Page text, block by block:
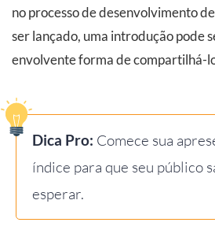
no processo de desenvolvimento
ser lançado, uma introdução pode
envolvente forma de compartilhá-
Dica Pro: Comece sua
índice para que seu público
esperar.